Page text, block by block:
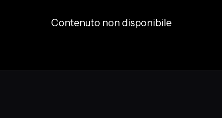
Contenuto non disponibile